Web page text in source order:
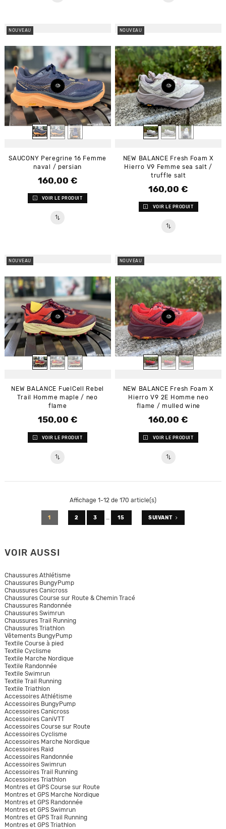
NOUVEAU
SAUCONY Peregrine 16 Femme
naval / persian
Prix
160,00 €
VOIR LE PRODUIT
NOUVEAU
NEW BALANCE Fresh Foam X
Hierro V9 Femme sea salt /
truffle salt
Prix
160,00 €
VOIR LE PRODUIT
NOUVEAU
NEW BALANCE FuelCell Rebel
Trail Homme maple / neo
flame
Prix
150,00 €
VOIR LE PRODUIT
NOUVEAU
NEW BALANCE Fresh Foam X
Hierro V9 2E Homme neo
flame / mulled wine
Prix
160,00 €
VOIR LE PRODUIT
Affichage 1-12 de 170 article(s)
1 2 3 … 15 SUIVANT
VOIR AUSSI
Chaussures Athlétisme
Chaussures BungyPump
Chaussures Canicross
Chaussures Course sur Route & Chemin Tracé
Chaussures Randonnée
Chaussures Swimrun
Chaussures Trail Running
Chaussures Triathlon
Vêtements BungyPump
Textile Course à pied
Textile Cyclisme
Textile Marche Nordique
Textile Randonnée
Textile Swimrun
Textile Trail Running
Textile Triathlon
Accessoires Athlétisme
Accessoires BungyPump
Accessoires Canicross
Accessoires CaniVTT
Accessoires Course sur Route
Accessoires Cyclisme
Accessoires Marche Nordique
Accessoires Raid
Accessoires Randonnée
Accessoires Swimrun
Accessoires Trail Running
Accessoires Triathlon
Montres et GPS Course sur Route
Montres et GPS Marche Nordique
Montres et GPS Randonnée
Montres et GPS Swimrun
Montres et GPS Trail Running
Montres et GPS Triathlon